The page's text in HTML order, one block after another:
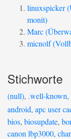
linuxspicker
monit)
Marc
micnolf
Stichworte
(null), .well-known,
android, apc user
bios, biosupdate,
canon lbp3000,